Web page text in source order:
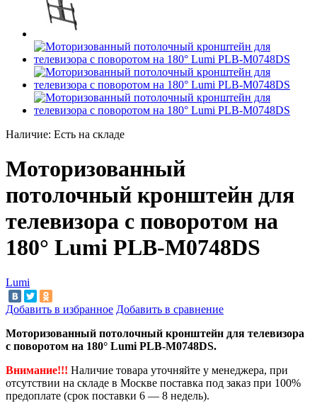
Наличие: Есть на складе
Моторизованный
потолочный кронштейн для
телевизора c поворотом на
180° Lumi PLB-M0748DS
Lumi
Добавить в избранное Добавить в сравнение
Моторизованный потолочный кронштейн для телевизора
c поворотом на 180° Lumi PLB-M0748DS.
Внимание!!! Наличие товара уточняйте у менеджера, при
отсутствии на складе в Москве поставка под заказ при 100%
предоплате (срок поставки 6 — 8 недель).